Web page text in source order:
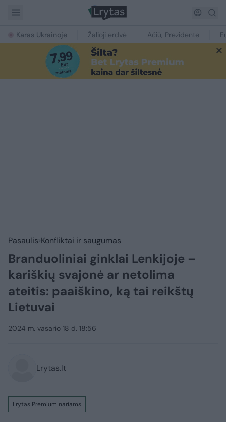
Karas Ukrainoje Žalioji erdvė Ačiū, Prezidente
Pasaulis Konfliktai ir saugumas
Branduoliniai ginklai Lenkijoje –
kariškių svajonė ar netolima
ateitis: paaiškino, ką tai reikštų
Lietuvai
2024 m. vasario 18 d. 18:56
Lrytas.lt
Lrytas Premium nariams